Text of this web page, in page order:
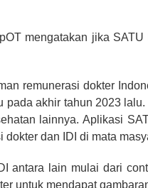
mengatakan jika
remunerasi dokter
akhir tahun 2023
lainnya. Aplikasi
dan IDI di mata
antara lain mulai dari
untuk mendapat